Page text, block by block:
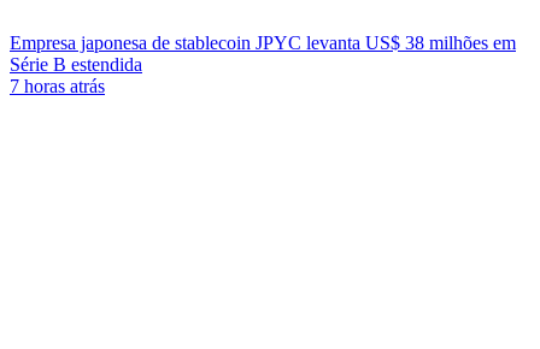
Empresa japonesa de stablecoin JPYC levanta US$ 38 milhões em
Série B estendida
7 horas atrás